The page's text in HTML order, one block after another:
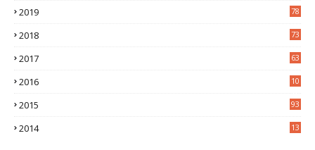
2019 78
2018 73
2017 63
2016
10
2015 93
2014
13